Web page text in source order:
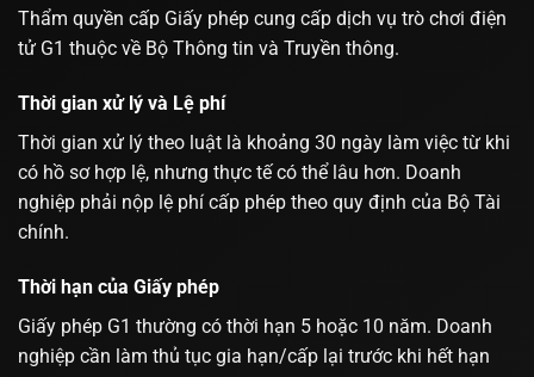
Thẩm quyền cấp Giấy phép cung cấp dịch vụ trò chơi điện
tử G1 thuộc về Bộ Thông tin và Truyền thông.
Thời gian xử lý và Lệ phí
Thời gian xử lý theo luật là khoảng 30 ngày làm việc từ khi
có hồ sơ hợp lệ, nhưng thực tế có thể lâu hơn. Doanh
nghiệp phải nộp lệ phí cấp phép theo quy định của Bộ Tài
chính.
Thời hạn của Giấy phép
Giấy phép G1 thường có thời hạn 5 hoặc 10 năm. Doanh
nghiệp cần làm thủ tục gia hạn/cấp lại trước khi hết hạn